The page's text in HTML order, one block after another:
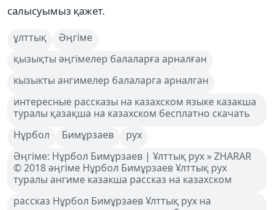
салысуымыз қажет.
ұлттық
Әңгіме
қызықты әңгімелер балаларға арналған
кызыкты ангимелер балаларга арналган
интересные рассказы на казахском языке казакша
туралы қазақша на казахском бесплатно скачать
Нұрбол
Бимұрзаев
рух
Әңгіме: Нұрбол Бимұрзаев | Ұлттық рух » ZHARAR
© 2018 әңгіме Нұрбол Бимұрзаев Ұлттық рух
туралы ангиме казакша рассказ на казахском
рассказ Нұрбол Бимұрзаев Ұлттық рух на